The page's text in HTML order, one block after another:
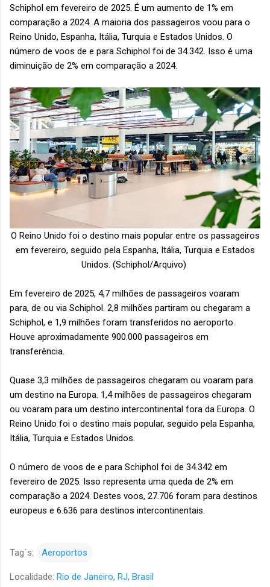
Schiphol em fevereiro de 2025. É um aumento de 1% em
comparação a 2024. A maioria dos passageiros voou para o
Reino Unido, Espanha, Itália, Turquia e Estados Unidos. O
número de voos de e para Schiphol foi de 34.342. Isso é uma
diminuição de 2% em comparação a 2024.
O Reino Unido foi o destino mais popular entre os passageiros
em fevereiro, seguido pela Espanha, Itália, Turquia e Estados
Unidos. (Schiphol/Arquivo)
Em fevereiro de 2025, 4,7 milhões de passageiros voaram
para, de ou via Schiphol. 2,8 milhões partiram ou chegaram a
Schiphol, e 1,9 milhões foram transferidos no aeroporto.
Houve aproximadamente 900.000 passageiros em
transferência.
Quase 3,3 milhões de passageiros chegaram ou voaram para
um destino na Europa. 1,4 milhões de passageiros chegaram
ou voaram para um destino intercontinental fora da Europa. O
Reino Unido foi o destino mais popular, seguido pela Espanha,
Itália, Turquia e Estados Unidos.
O número de voos de e para Schiphol foi de 34.342 em
fevereiro de 2025. Isso representa uma queda de 2% em
comparação a 2024. Destes voos, 27.706 foram para destinos
europeus e 6.636 para destinos intercontinentais.
Tag´s: Aeroportos
Localidade: Rio de Janeiro, RJ, Brasil